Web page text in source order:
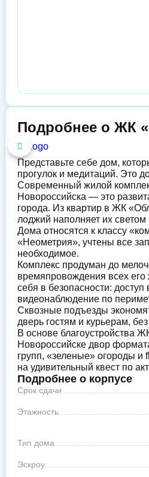
Подробнее о ЖК
Представьте себе дом,
прогулок и медитаций. Это
Современный жилой
Новороссийска — это
города. Из квартир в ЖК
лоджий наполняет их
Дома относятся к классу
«Неометрия», учтены все
необходимое.
Комплекс продуман до
времяпровождения всех
себя в безопасности:
видеонаблюдение по
Сквозные подъезды
дверь гостям и курьерам,
В основе благоустройства
Новороссийске двор
групп, «зеленые» огороды и
на удивительный квест по
Подробнее о корпусе
Срок сдачи
Этажность
Тип дома
Эскроу